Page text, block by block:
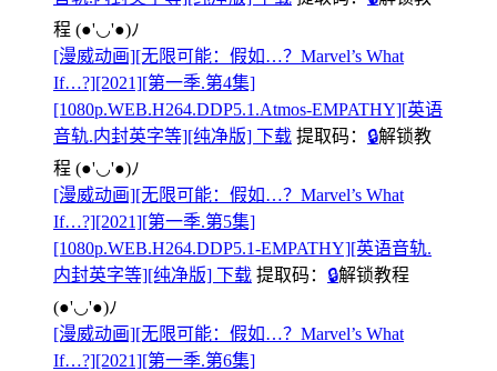
程 (●'◡'●)ﾉ
[漫威动画][无限可能：假如…？Marvel’s What
If…?][2021][第一季.第4集]
[1080p.WEB.H264.DDP5.1.Atmos-EMPATHY][英语
音轨.内封英字等][纯净版] 下载 提取码： 🔒解锁教
程 (●'◡'●)ﾉ
[漫威动画][无限可能：假如…？Marvel’s What
If…?][2021][第一季.第5集]
[1080p.WEB.H264.DDP5.1-EMPATHY][英语音轨.
内封英字等][纯净版] 下载 提取码： 🔒解锁教程
(●'◡'●)ﾉ
[漫威动画][无限可能：假如…？Marvel’s What
If…?][2021][第一季.第6集]